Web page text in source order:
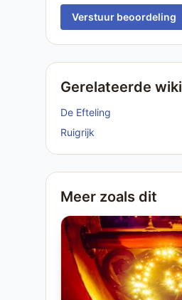
Verstuur beoordeling
Gerelateerde wiki
De Efteling
Ruigrijk
Meer zoals dit